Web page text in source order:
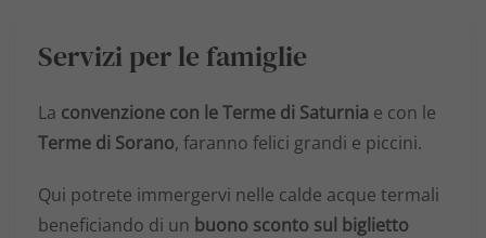
Servizi per le famiglie
La convenzione con le Terme di Saturnia e con le
Terme di Sorano, faranno felici grandi e piccini.
Qui potrete immergervi nelle calde acque termali
beneficiando di un buono sconto sul biglietto